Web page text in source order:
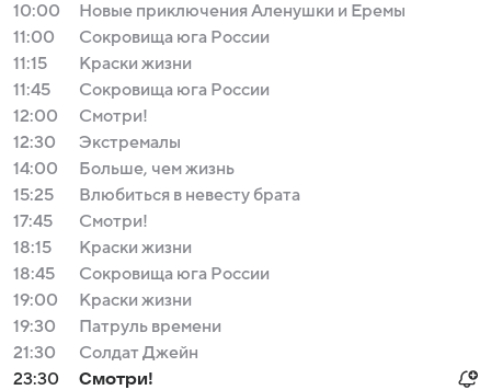
10:00
Новые приключения Аленушки и Еремы
11:00
Сокровища юга России
11:15
Краски жизни
11:45
Сокровища юга России
12:00
Смотри!
12:30
Экстремалы
14:00
Больше, чем жизнь
15:25
Влюбиться в невесту брата
17:45
Смотри!
18:15
Краски жизни
18:45
Сокровища юга России
19:00
Краски жизни
19:30
Патруль времени
21:30
Солдат Джейн
23:30
Смотри!